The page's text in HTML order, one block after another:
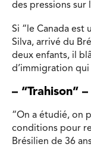
des pressions sur
Si “le Canada est
Silva, arrivé du
deux enfants, il
d’immigration qui
– “Trahison” –
“On a étudié, on
conditions pour
Brésilien de 36